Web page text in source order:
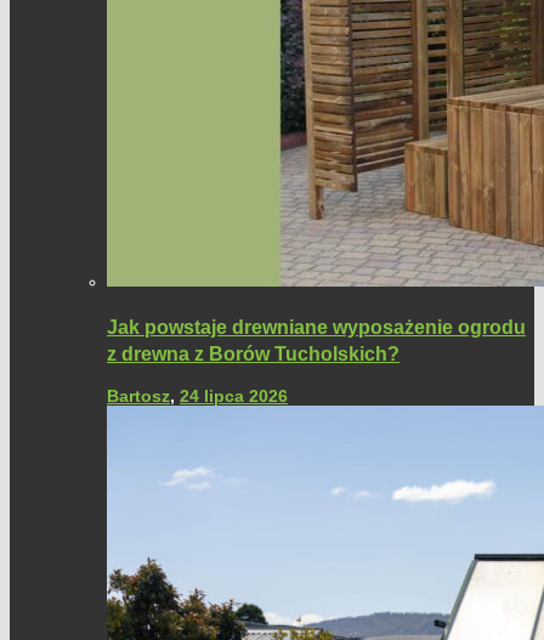
Jak powstaje drewniane wyposażenie ogrodu
z drewna z Borów Tucholskich?
Bartosz, 24 lipca 2026